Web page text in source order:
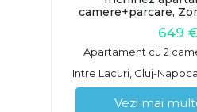
camere+parcare,
649
Apartament cu 2
Intre Lacuri, Cluj-Napoca
Vezi mai